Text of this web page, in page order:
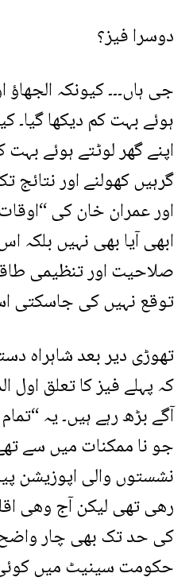
دوسرا فیز؟
جی ہاں۔۔۔ کیونکہ
ہوئے بہت کم دیکھا گیا۔
اپنے گھر لوٹتے ہوئے
گرہیں کھولنے اور
اور عمران خان کی
ابھی آیا بھی نہیں بلکہ
صلاحیت اور تنظیمی
توقع نہیں کی جاسکتی
تھوڑی دیر بعد شاہراہ
کہ پہلے فیز کا تعلق
آگے بڑھ رہے ہیں۔ یہ
جو نا ممکنات میں سے
نشستوں والی
رھی تھی لیکن آج وھی
کی حد تک بھی چار واضح
حکومت سینیٹ میں